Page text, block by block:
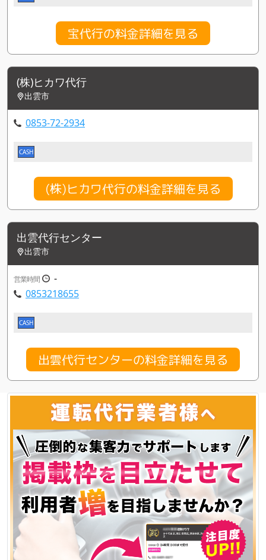
宝代行の料金詳細を見る
(株)ヒカワ代行
出雲市
0853-72-2934
CASH
(株)ヒカワ代行の料金詳細を見る
出雲代行センター
出雲市
営業時間
-
0853218655
CASH
出雲代行センターの料金詳細を見る